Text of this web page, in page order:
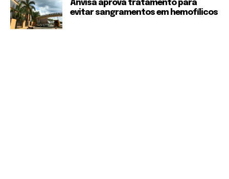
Anvisa aprova tratamento para
evitar sangramentos em hemofílicos